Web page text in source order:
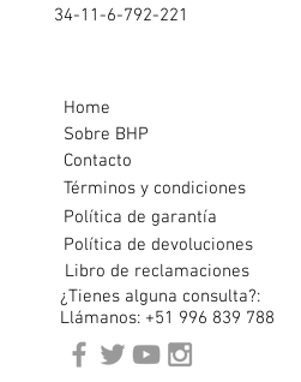
34-11-6-792-221
Home
Sobre BHP
Contacto
Términos y condiciones
Política de garantía
Política de devoluciones
Libro de reclamaciones
¿Tienes alguna consulta?:
Llámanos: +51 996 839 788